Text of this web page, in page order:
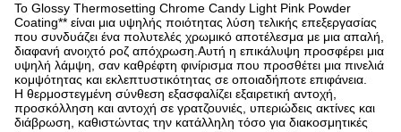
Το Glossy Thermosetting Chrome Candy Light Pink Powder
Coating** είναι μια υψηλής ποιότητας λύση τελικής επεξεργασίας
που συνδυάζει ένα πολυτελές χρωμικό αποτέλεσμα με μια απαλή,
διαφανή ανοιχτό ροζ απόχρωση.Αυτή η επικάλυψη προσφέρει μια
υψηλή λάμψη, σαν καθρέφτη φινίρισμα που προσθέτει μια πινελιά
κομψότητας και εκλεπτυστικότητας σε οποιαδήποτε επιφάνεια.
Η θερμοστεγμένη σύνθεση εξασφαλίζει εξαιρετική αντοχή,
προσκόλληση και αντοχή σε γρατζουνιές, υπεριώδεις ακτίνες και
διάβρωση, καθιστώντας την κατάλληλη τόσο για διακοσμητικές